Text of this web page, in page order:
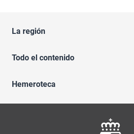
La región
Todo el contenido
Hemeroteca